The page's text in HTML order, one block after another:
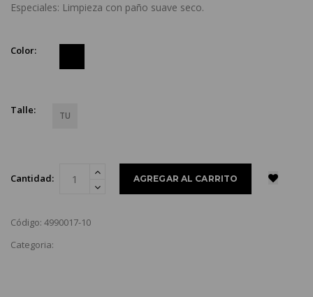
Especiales: Limpieza con paño suave seco.
Color:
Talle: TU
Cantidad:
Código: 4990017-10
Categoria: